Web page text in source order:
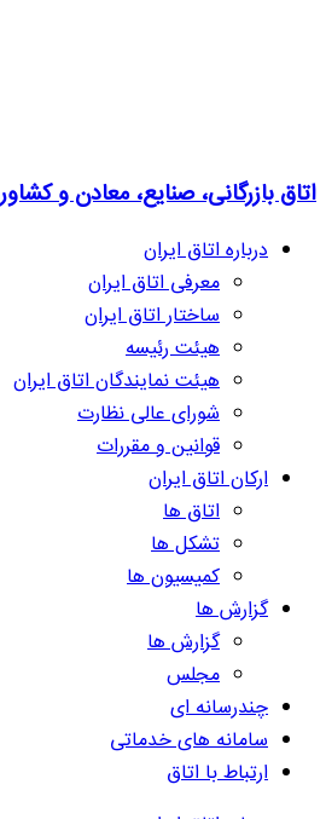
اتاق بازرگانی، صنایع، معادن و
درباره اتاق ایران
معرفی اتاق ایران
ساختار اتاق ایران
هیئت رئیسه
هیئت نمایندگان اتاق ایران
شورای عالی نظارت
قوانین و مقررات
ارکان اتاق ایران
اتاق ها
تشکل ها
کمیسیون ها
گزارش ها
گزارش ها
مجلس
چندرسانه ای
سامانه های خدماتی
ارتباط با اتاق